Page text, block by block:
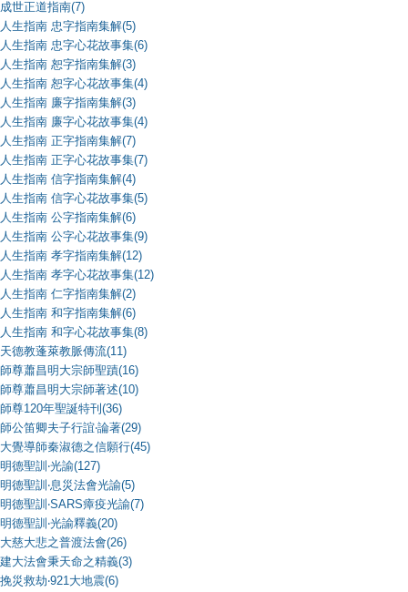
成世正道指南(7)
人生指南 忠字指南集解(5)
人生指南 忠字心花故事集(6)
人生指南 恕字指南集解(3)
人生指南 恕字心花故事集(4)
人生指南 廉字指南集解(3)
人生指南 廉字心花故事集(4)
人生指南 正字指南集解(7)
人生指南 正字心花故事集(7)
人生指南 信字指南集解(4)
人生指南 信字心花故事集(5)
人生指南 公字指南集解(6)
人生指南 公字心花故事集(9)
人生指南 孝字指南集解(12)
人生指南 孝字心花故事集(12)
人生指南 仁字指南集解(2)
人生指南 和字指南集解(6)
人生指南 和字心花故事集(8)
天德教蓬萊教脈傳流(11)
師尊蕭昌明大宗師聖蹟(16)
師尊蕭昌明大宗師著述(10)
師尊120年聖誕特刊(36)
師公笛卿夫子行誼‧論著(29)
大覺導師秦淑德之信願行(45)
明德聖訓‧光諭(127)
明德聖訓‧息災法會光諭(5)
明德聖訓‧SARS瘴疫光諭(7)
明德聖訓‧光諭釋義(20)
大慈大悲之普渡法會(26)
建大法會秉天命之精義(3)
挽災救劫‧921大地震(6)